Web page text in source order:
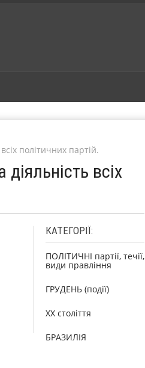
політичних партій.
всіх
КАТЕГОРІЇ:
ПОЛІТИЧНІ партії, течії,
види правління
ГРУДЕНЬ (події)
XX століття
БРАЗИЛІЯ